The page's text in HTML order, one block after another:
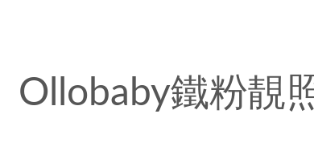
Ollobaby鐵粉靚